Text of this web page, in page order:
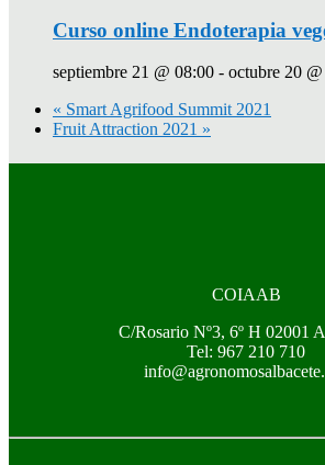
Curso online Endoterapia
septiembre 21 @ 08:00 - octubre 20
« Smart Agrifood Summit 2021
Fruit Attraction 2021 »
COIAAB
C/Rosario Nº3, 6º H 02001
Tel: 967 210 710